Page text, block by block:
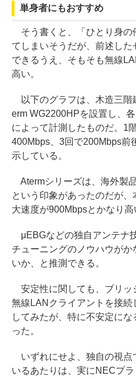
単身者にもおすすめ
そう書くと、「ひとり身の
てしまいそうだが、前述し
できるうえ、そもそも無線
高い。
以下のグラフは、木造三階
erm WG2200HPを設置し、
によって計測したものだ。1
400Mbps、3回で200Mbps前
示している。
Atermシリーズは、海外製
という印象があったのだが
大速度が900Mbpsとかなり高
μEBGなどの独自アンテナ
チューニングのノウハウが
いか、と推測できる。
安定性に関しても、ブリッ
無線LANクライアントを接続
してみたが、特に不安定に
った。
いずれにせよ、独自の視点
いるあたりは、実にNECプ